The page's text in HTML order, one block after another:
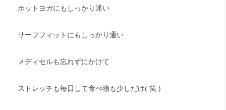
ホットヨガにもしっかり通い
サーフフィットにもしっかり通い
メディセルも忘れずにかけて
ストレッチも毎日して食べ物も少しだけ( 笑 )